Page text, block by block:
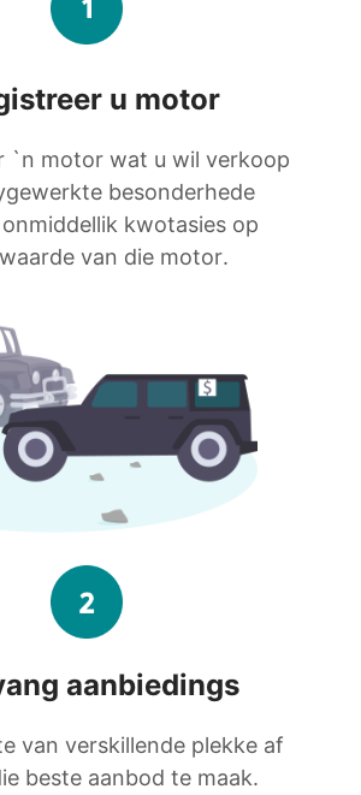
u motor
`n motor wat u wil verkoop
besonderhede
kwotasies op
van die motor.
aanbiedings
van verskillende plekke af
beste aanbod te maak.